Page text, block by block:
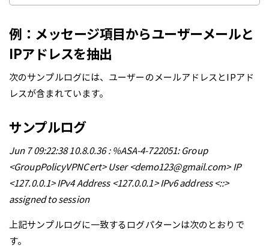
例：メッセージ項目からユーザーメールと
IPアドレスを抽出
次のサンプルログには、ユーザーのメールアドレスとIPアド
レスが含まれています。
サンプルログ
Jun 7 09:22:38 10.8.0.36 : %ASA-4-722051: Group
<GroupPolicyVPNCert> User <demo123@gmail.com> IP
<127.0.0.1> IPv4 Address <127.0.0.1> IPv6 address <::>
assigned to session
上記サンプルログに一致するログパターンは次のとおりで
す。